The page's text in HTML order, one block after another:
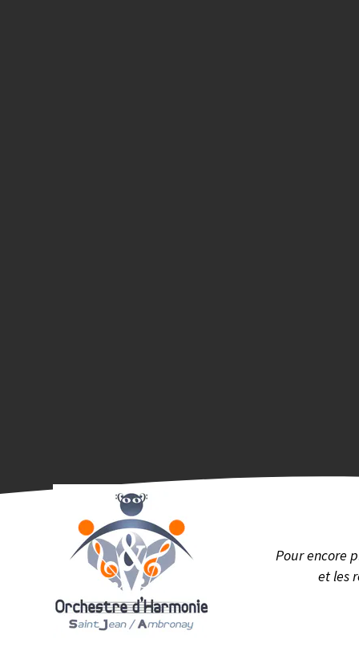
Pour encore
et les